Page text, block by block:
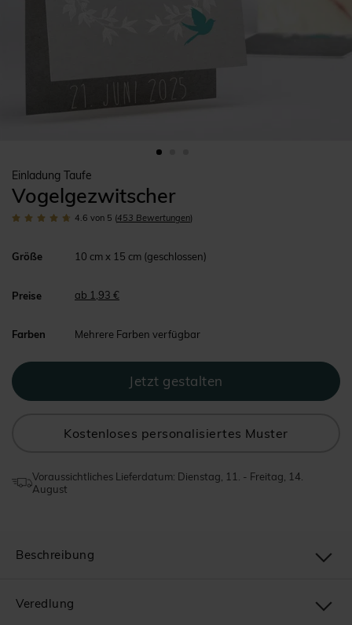
Einladung Taufe
Vogelgezwitscher
4.6 von 5 (453 Bewertungen)
Größe 10 cm x 15 cm (geschlossen)
Preise ab 1,93 €
Farben Mehrere Farben verfügbar
Kostenloses personalisiertes Muster
Voraussichtliches Lieferdatum: Dienstag, 11. - Freitag, 14.
August
Beschreibung
Veredlung